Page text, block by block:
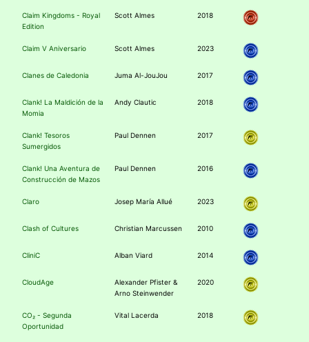
Claim Kingdoms - Royal
Edition
Scott Almes 2018
Claim V Aniversario Scott Almes 2023
Clanes de Caledonia Juma Al-JouJou 2017
Clank! La Maldición de la
Momia
Andy Clautic 2018
Clank! Tesoros
Sumergidos
Paul Dennen 2017
Clank! Una Aventura de
Construcción de Mazos
Paul Dennen 2016
Claro Josep María Allué 2023
Clash of Cultures Christian Marcussen 2010
CliniC Alban Viard 2014
CloudAge
Alexander Pfister &
Arno Steinwender
2020
CO₂ - Segunda
Oportunidad
Vital Lacerda 2018